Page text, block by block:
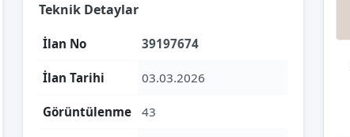
Teknik Detaylar
İlan No 39197674
İlan Tarihi 03.03.2026
Görüntülenme 43